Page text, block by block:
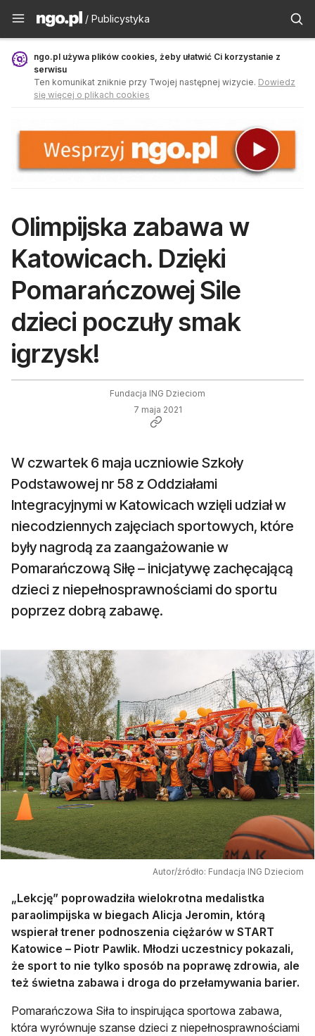
Publicystyka - ngo.pl
/ Publicystyka
ngo.pl używa plików cookies, żeby ułatwić Ci korzystanie z
serwisu
Ten komunikat zniknie przy Twojej następnej wizycie. Dowiedz
się więcej o plikach cookies
Olimpijska zabawa w
Katowicach. Dzięki
Pomarańczowej Sile
dzieci poczuły smak
igrzysk!
Fundacja ING Dzieciom
7 maja 2021
W czwartek 6 maja uczniowie Szkoły
Podstawowej nr 58 z Oddziałami
Integracyjnymi w Katowicach wzięli udział w
niecodziennych zajęciach sportowych, które
były nagrodą za zaangażowanie w
Pomarańczową Siłę – inicjatywę zachęcającą
dzieci z niepełnosprawnościami do sportu
poprzez dobrą zabawę.
Autor/źródło: Fundacja ING Dzieciom
„Lekcję” poprowadziła wielokrotna medalistka
paraolimpijska w biegach Alicja Jeromin, którą
wspierał trener podnoszenia ciężarów w START
Katowice – Piotr Pawlik. Młodzi uczestnicy pokazali,
że sport to nie tylko sposób na poprawę zdrowia, ale
też świetna zabawa i droga do przełamywania barier.
Pomarańczowa Siła to inspirująca sportowa zabawa,
która wyrównuje szanse dzieci z niepełnosprawnościami